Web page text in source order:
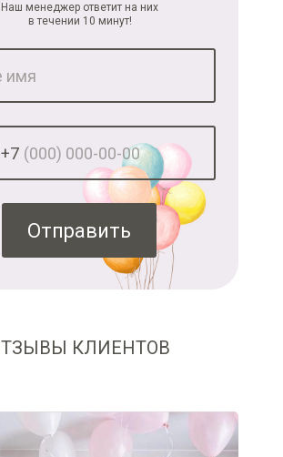
+7
Отправить
Наш менеджер ответит на них
в течении 10 минут!
КЛИЕНТОВ